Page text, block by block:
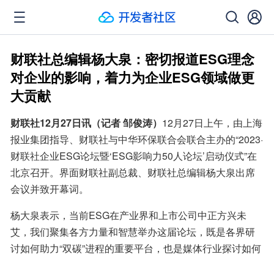
财联社总编辑杨大泉：密切报道ESG理念
对企业的影响，着力为企业ESG领域做更
大贡献
财联社12月27日讯（记者 邹俊涛） 12月27日上午，由上海
报业集团指导、财联社与中华环保联合会联合主办的“2023·
财联社企业ESG论坛暨‘ESG影响力50人论坛’启动仪式”在
北京召开。界面财联社副总裁、财联社总编辑杨大泉出席
会议并致开幕词。
杨大泉表示，当前ESG在产业界和上市公司中正方兴未
艾，我们聚集各方力量和智慧举办这届论坛，既是各界研
讨如何助力“双碳”进程的重要平台，也是媒体行业探讨如何